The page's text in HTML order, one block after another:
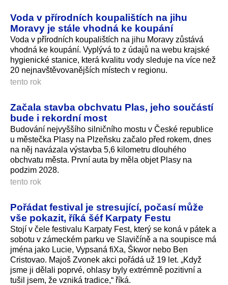
Voda v přírodních koupalištích na jihu
Moravy je stále vhodná ke koupání
Voda v přírodních koupalištích na jihu Moravy zůstává
vhodná ke koupání. Vyplývá to z údajů na webu krajské
hygienické stanice, která kvalitu vody sleduje na více než
20 nejnavštěvo­vanějších místech v regionu.
tento rok
Začala stavba obchvatu Plas, jeho součástí
bude i rekordní most
Budování nejvyššího silničního mostu v České republice
u městečka Plasy na Plzeňsku začalo před rokem, dnes
na něj navázala výstavba 5,6 kilometru dlouhého
obchvatu města. První auta by měla objet Plasy na
podzim 2028.
tento rok
Pořádat festival je stresující, počasí může
vše pokazit, říká šéf Karpaty Festu
Stojí v čele festivalu Karpaty Fest, který se koná v pátek a
sobotu v zámeckém parku ve Slavičíně a na soupisce má
jména jako Lucie, Vypsaná fiXa, Škwor nebo Ben
Cristovao. Majoš Zvonek akci pořádá už 19 let. „Když
jsme ji dělali poprvé, ohlasy byly extrémně pozitivní a
tušil jsem, že vzniká tradice,“ říká.